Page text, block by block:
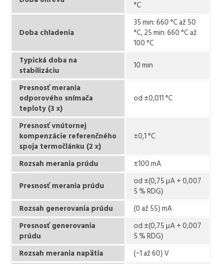
°C
Doba chladenia
35 min: 660 °C až 50
°C, 25 min: 660 °C až
100 °C
Typická doba na
stabilizáciu
10 min
Presnosť merania
odporového snímača
teploty (3 x)
od ±0,011 °C
Presnosť vnútornej
kompenzácie referenčného
spoja termočlánku (2 x)
±0,1 °C
Rozsah merania prúdu
±100 mA
Presnosť merania prúdu
od ±(0,75 μA + 0,007
5 % RDG)
Rozsah generovania prúdu
(0 až 55) mA
Presnosť generovania
prúdu
od ±(0,75 μA + 0,007
5 % RDG)
Rozsah merania napätia
(−1 až 60) V